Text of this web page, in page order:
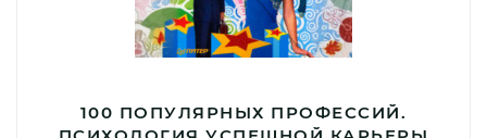
100 ПОПУЛЯРНЫХ ПРОФЕССИЙ.